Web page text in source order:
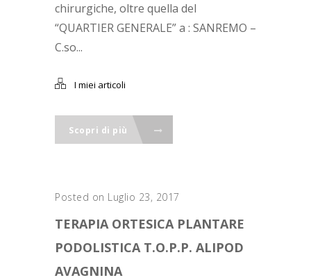
chirurgiche, oltre quella del
“QUARTIER GENERALE” a : SANREMO –
C.so...
I miei articoli
Scopri di più
Posted on Luglio 23, 2017
TERAPIA ORTESICA PLANTARE
PODOLISTICA T.O.P.P. ALIPOD
AVAGNINA